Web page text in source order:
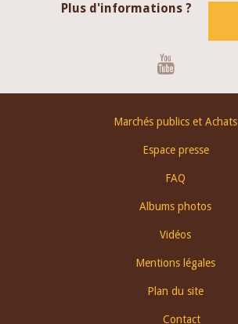
Plus d'informations ?
Marchés publics et Achats
Espace presse
FAQ
Albums photos
Vidéos
Mentions légales
Plan du site
Contact